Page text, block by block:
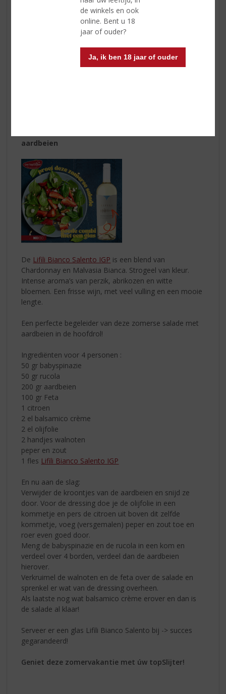
de winkels en ook
online. Bent u 18
jaar of ouder?
Ja, ik ben 18 jaar of ouder
100 ml Premium tonic
30 ml cold brewed coffee
10 ml vanille-, gewone of hazelnootsiroop (optioneel)
Giet 50 ml Sir Edmond Gin in een longdrinkglas gevuld
aardbeien
De Lifili Bianco Salento IGP is een blend van
Chardonnay en Malvasia Bianca. Strogeel van kleur.
Intense aroma’s van perzik, abrikozen en witte
bloemen. Een frisse wijn, met veel vulling en een mooie
lengte.
Een perfecte begeleider van deze zomerse salade met
aardbeien in de hoofdrol!
Ingrediënten voor 4 personen :
50 gr babyspinazie
50 gr rucola
200 gr aardbeien
100 gr Feta
1 citroen
2 el balsamico crème
2 el olijfolie
2 handjes walnoten
peper en zout
1 fles Lifili Bianco Salento IGP
En nu aan de slag:
Verwijder de kroontjes van de aardbeien en snijd ze
door. Voor de dressing doe je de olijfolie in een
kommetje en pers de citroen uit boven dit zelfde
kommetje, voeg (versgemalen) peper en zout toe en
roer even goed door.
Meng de babyspinazie en de rucola in een kom en
verdeel over 4 borden, verdeel dan de aardbeien
hierover.
Verkruimel de walnoten en de feta over de salade en
sprenkel er wat van de dressing overheen.
Als laatste nog wat balsamico crème erover en dan is
de salade al klaar!
Serveer er een glas Lifili Bianco Salento bij -> succes
gegarandeerd!
Geniet deze zomervakantie met úw topSlijter!